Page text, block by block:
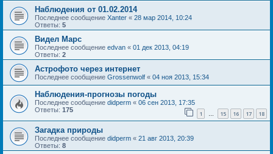
Наблюдения от 01.02.2014
Последнее сообщение Xanter « 28 мар 2014, 10:24
Ответы: 5
Видел Марс
Последнее сообщение edvan « 01 дек 2013, 04:19
Ответы: 2
Астрофото через интернет
Последнее сообщение Grossenwolf « 04 ноя 2013, 15:34
Наблюдения-прогнозы погоды
Последнее сообщение didperm « 06 сен 2013, 17:35
Ответы: 175 1 … 15 16 17 18
Загадка природы
Последнее сообщение didperm « 21 авг 2013, 20:39
Ответы: 8